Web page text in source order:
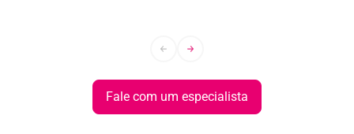
Fale com um especialista